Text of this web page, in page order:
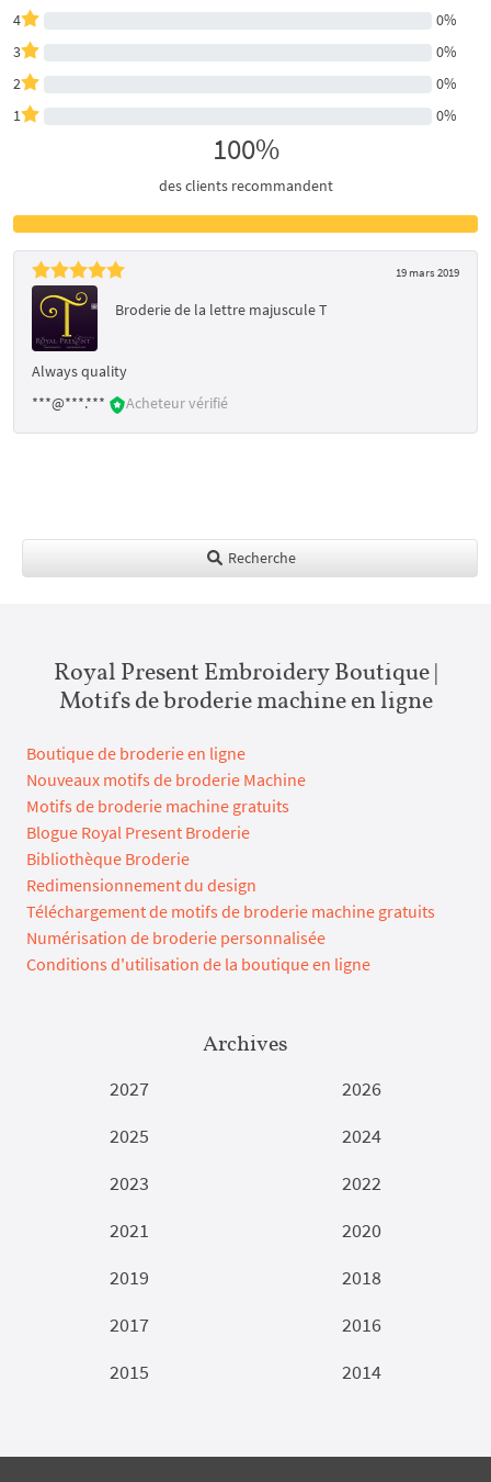
4
0%
3
0%
2
0%
1
0%
100%
des clients recommandent
19 mars 2019
Broderie de la lettre majuscule T
Always quality
***@***.***
Acheteur vérifié
Recherche
Royal Present Embroidery Boutique |
Motifs de broderie machine en ligne
Boutique de broderie en ligne
Nouveaux motifs de broderie Machine
Motifs de broderie machine gratuits
Blogue Royal Present Broderie
Bibliothèque Broderie
Redimensionnement du design
Téléchargement de motifs de broderie machine gratuits
Numérisation de broderie personnalisée
Conditions d'utilisation de la boutique en ligne
Archives
2027
2026
2025
2024
2023
2022
2021
2020
2019
2018
2017
2016
2015
2014